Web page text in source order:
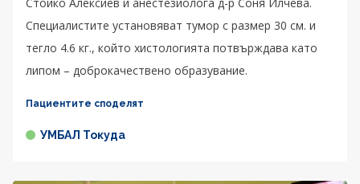
Специалистите установяват тумор с размер 30 см. и
тегло 4.6 кг., който хистологията потвърждава като
липом – доброкачествено образувание.
Пациентите споделят
УМБАЛ Токуда